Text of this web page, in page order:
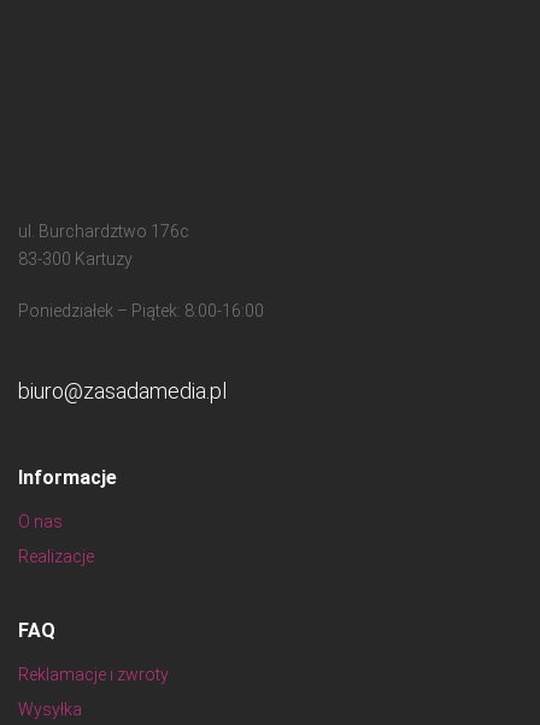
ul. Burchardztwo 176c
83-300 Kartuzy
Poniedziałek – Piątek: 8:00-16:00
biuro@zasadamedia.pl
Informacje
O nas
Realizacje
FAQ
Reklamacje i zwroty
Wysyłka